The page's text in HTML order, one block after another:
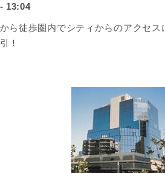
13:04
ら徒歩圏内でシティからのアクセ
！